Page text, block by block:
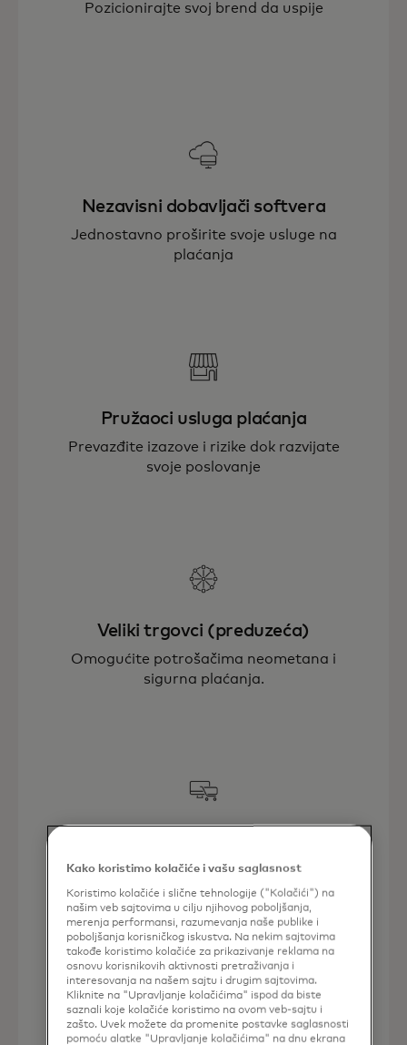
Pozicionirajte svoj brend da uspije
Nezavisni dobavljači softvera
Jednostavno proširite svoje usluge na
plaćanja
Pružaoci usluga plaćanja
Prevazđite izazove i rizike dok razvijate
svoje poslovanje
Veliki trgovci (preduzeća)
Omogućite potrošačima neometana i
sigurna plaćanja.
Lako uđite na nova tržišta
Programeri
Kako koristimo kolačiće i vašu saglasnost
Koristimo kolačiće i slične tehnologije ("Kolačići") na
našim veb sajtovima u cilju njihovog poboljšanja,
merenja performansi, razumevanja naše publike i
poboljšanja korisničkog iskustva. Na nekim sajtovima
takođe koristimo kolačiće za prikazivanje reklama na
osnovu korisnikovih aktivnosti pretraživanja i
interesovanja na našem sajtu i drugim sajtovima.
Kliknite na "Upravljanje kolačićima" ispod da biste
saznali koje kolačiće koristimo na ovom veb-sajtu i
zašto. Uvek možete da promenite postavke saglasnosti
pomoću alatke "Upravljanje kolačićima" na dnu ekrana